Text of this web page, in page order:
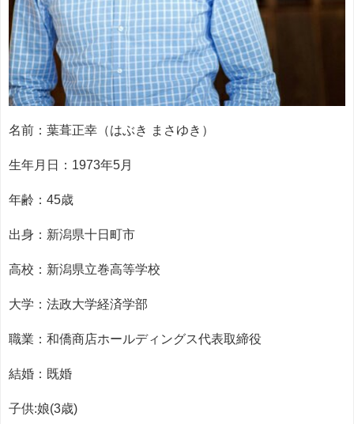
名前：葉葺正幸（はぶき まさゆき）
生年月日：1973年5月
年齢：45歳
出身：新潟県十日町市
高校：新潟県立巻高等学校
大学：法政大学経済学部
職業：和僑商店ホールディングス代表取締役
結婚：既婚
子供:娘(3歳)